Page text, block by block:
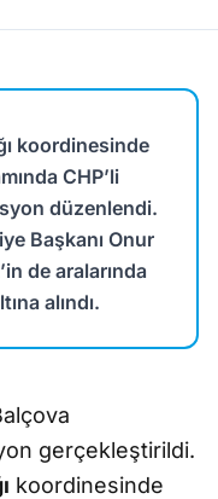
koordinesinde
CHP’li
düzenlendi.
Başkanı Onur
de aralarında
alındı.
gerçekleştirildi.
koordinesinde